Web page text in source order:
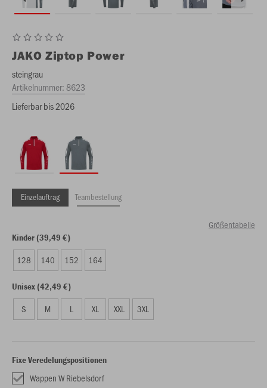
JAKO Ziptop Power
steingrau
Artikelnummer:8623
Lieferbar bis 2026
Einzelauftrag Teambestellung
Größentabelle
Kinder (39,49 €)
128 140 152 164
Unisex (42,49 €)
S M L XL XXL 3XL
Fixe Veredelungspositionen
Wappen W Riebelsdorf